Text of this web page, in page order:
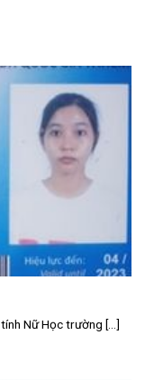
Nữ Học trường [...]